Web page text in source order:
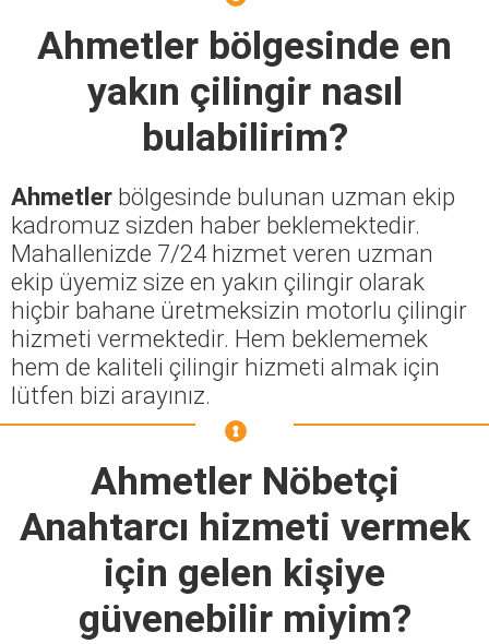
Ahmetler bölgesinde en
yakın çilingir nasıl
bulabilirim?
Ahmetler bölgesinde bulunan uzman ekip
kadromuz sizden haber beklemektedir.
Mahallenizde 7/24 hizmet veren uzman
ekip üyemiz size en yakın çilingir olarak
hiçbir bahane üretmeksizin motorlu çilingir
hizmeti vermektedir. Hem beklememek
hem de kaliteli çilingir hizmeti almak için
lütfen bizi arayınız.
Ahmetler Nöbetçi
Anahtarcı hizmeti vermek
için gelen kişiye
güvenebilir miyim?